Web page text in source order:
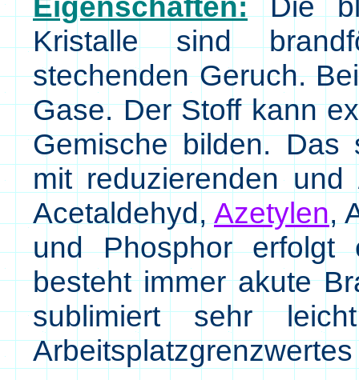
Kristalle sind
stechenden Geruch.
Gase. Der Stoff kann
Gemische bilden. Das
mit reduzierenden
Acetaldehyd, Azetylen,
und Phosphor erfolgt
besteht immer akute
sublimiert sehr